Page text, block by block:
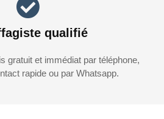
qualifié
gratuit et immédiat par téléphone,
rapide ou par Whatsapp.